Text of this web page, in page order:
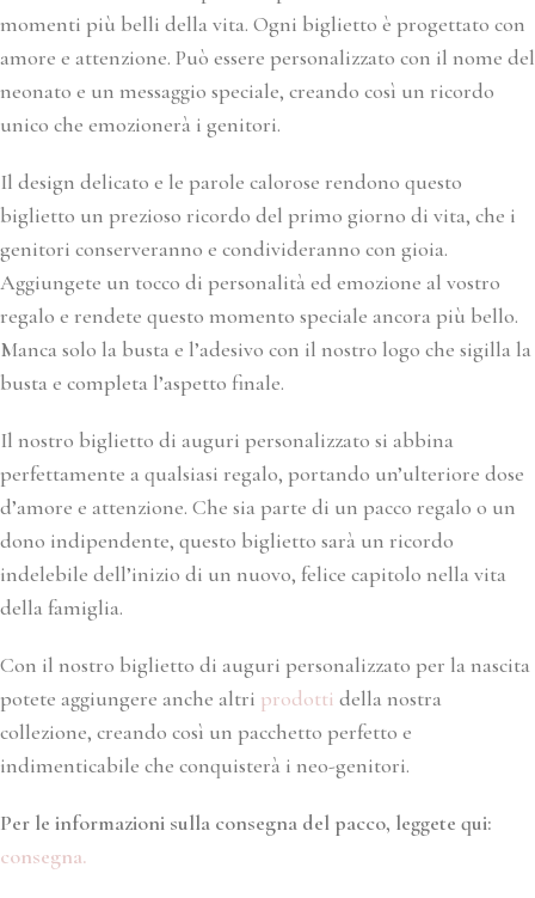
momenti più belli della vita. Ogni biglietto è progettato con
amore e attenzione. Può essere personalizzato con il nome del
neonato e un messaggio speciale, creando così un ricordo
unico che emozionerà i genitori.
Il design delicato e le parole calorose rendono questo
biglietto un prezioso ricordo del primo giorno di vita, che i
genitori conserveranno e condivideranno con gioia.
Aggiungete un tocco di personalità ed emozione al vostro
regalo e rendete questo momento speciale ancora più bello.
Manca solo la busta e l’adesivo con il nostro logo che sigilla la
busta e completa l’aspetto finale.
Il nostro biglietto di auguri personalizzato si abbina
perfettamente a qualsiasi regalo, portando un’ulteriore dose
d’amore e attenzione. Che sia parte di un pacco regalo o un
dono indipendente, questo biglietto sarà un ricordo
indelebile dell’inizio di un nuovo, felice capitolo nella vita
della famiglia.
Con il nostro biglietto di auguri personalizzato per la nascita
potete aggiungere anche altri prodotti della nostra
collezione, creando così un pacchetto perfetto e
indimenticabile che conquisterà i neo-genitori.
Per le informazioni sulla consegna del pacco, leggete qui:
consegna.